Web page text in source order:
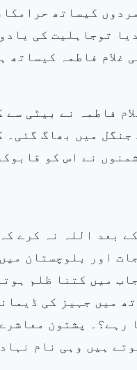
مردوں کیساتھ
توجاہلیت کی
غلام فاطمہ کیساتھ
فاطمہ نے بیٹی سے
جنگل میں بھاگ گئی۔
نے اس کو
بعد اللہ نہ کرے
اور بلوچستان
میں کتنا ظلم
میں جہیز کی
پشتون
ہیں وہی نام